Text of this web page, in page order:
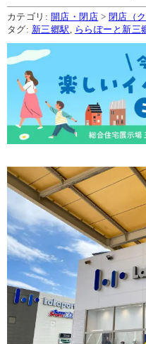
カテゴリ: 開店・閉店 > 閉店（
タグ: 新三郷駅, ららぽーと新三